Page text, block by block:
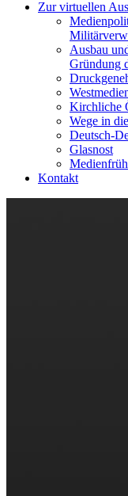
Zur virtuellen
Ausbau
Gründung
Kirchliche
Wege in
Deutsch-
Glasnost
Kontakt